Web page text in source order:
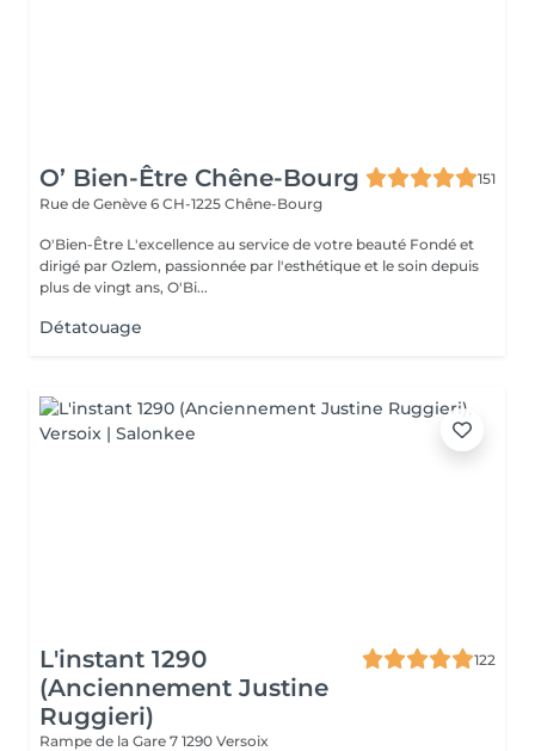
O’ Bien-Être Chêne-Bourg
151
Rue de Genève 6 CH-1225 Chêne-Bourg
O'Bien-Être L'excellence au service de votre beauté Fondé et
dirigé par Ozlem, passionnée par l'esthétique et le soin depuis
plus de vingt ans, O'Bi...
Détatouage
L'instant 1290
(Anciennement Justine
Ruggieri)
122
Rampe de la Gare 7 1290 Versoix